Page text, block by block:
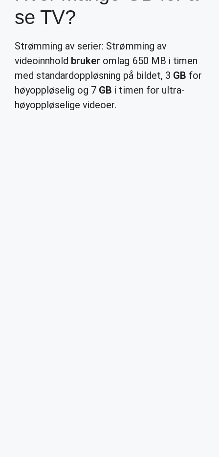
se TV?
Strømming av serier: Strømming av
videoinnhold bruker omlag 650 MB i timen
med standardoppløsning på bildet, 3 GB for
høyoppløselig og 7 GB i timen for ultra-
høyoppløselige videoer.